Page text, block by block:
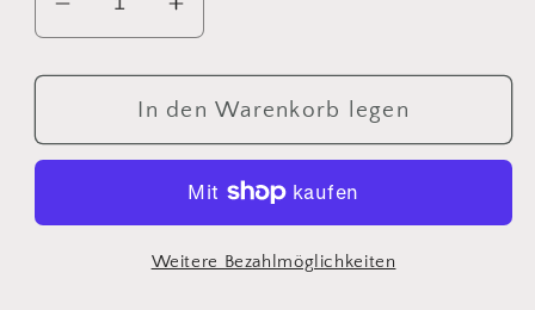
Verringere
die
Menge
JOHO
Brausestange
Erhöhe
die
Menge
für
JOHO
Edelstahl
Brausestange
mit
In den Warenkorb legen
Weitere Bezahlmöglichkeiten